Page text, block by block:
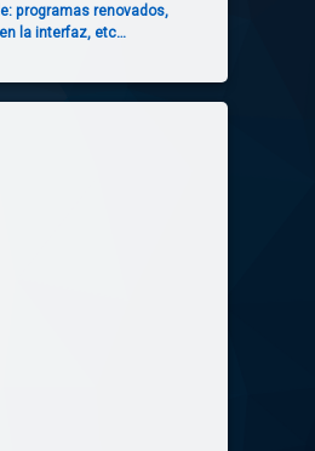
juegos y programas de Windows.
programas renovados,
la interfaz, etc…